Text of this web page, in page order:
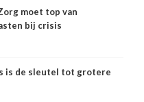
moet top van
bij crisis
is de sleutel tot grotere